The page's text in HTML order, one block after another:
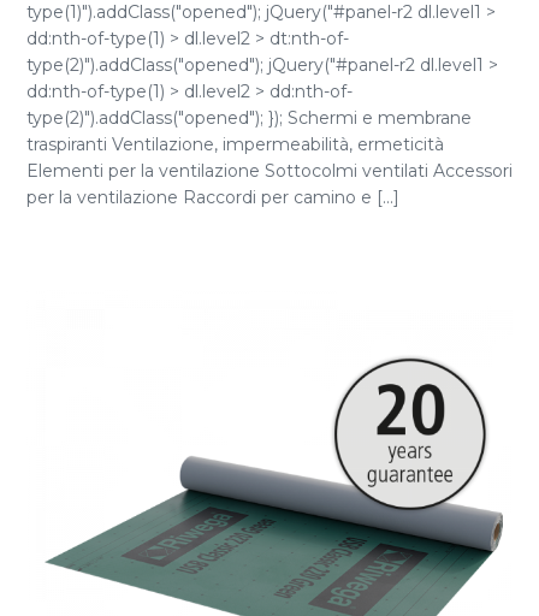
type(1)").addClass("opened"); jQuery("#panel-r2 dl.level1 >
dd:nth-of-type(1) > dl.level2 > dt:nth-of-
type(2)").addClass("opened"); jQuery("#panel-r2 dl.level1 >
dd:nth-of-type(1) > dl.level2 > dd:nth-of-
type(2)").addClass("opened"); }); Schermi e membrane
traspiranti Ventilazione, impermeabilità, ermeticità
Elementi per la ventilazione Sottocolmi ventilati Accessori
per la ventilazione Raccordi per camino e [...]